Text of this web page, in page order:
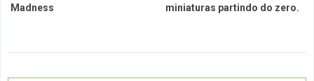
Madness
miniaturas partindo do zero.